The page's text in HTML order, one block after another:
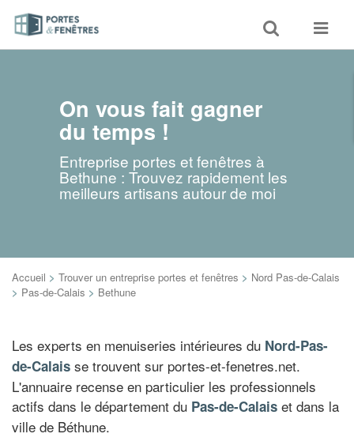
Toggle
search
Toggle
On vous fait gagner
du temps !
Entreprise portes et fenêtres à
Bethune : Trouvez rapidement les
meilleurs artisans autour de moi
Accueil > Trouver un entreprise portes et fenêtres > Nord Pas-de-Calais
> Pas-de-Calais > Bethune
Les experts en menuiseries intérieures du Nord-Pas-
de-Calais se trouvent sur portes-et-fenetres.net.
L'annuaire recense en particulier les professionnels
actifs dans le département du Pas-de-Calais et dans la
ville de Béthune.